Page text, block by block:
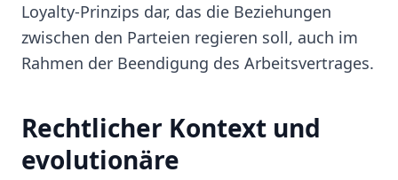
Loyalty-Prinzips dar, das die Beziehungen
zwischen den Parteien regieren soll, auch im
Rahmen der Beendigung des Arbeitsvertrages.
Rechtlicher Kontext und
evolutionäre